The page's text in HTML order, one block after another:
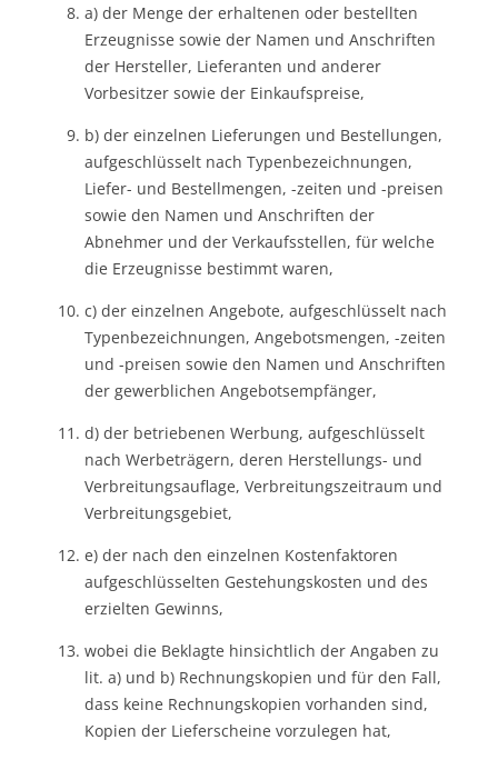
a) der Menge der erhaltenen oder bestellten
Erzeugnisse sowie der Namen und Anschriften
der Hersteller, Lieferanten und anderer
Vorbesitzer sowie der Einkaufspreise,
b) der einzelnen Lieferungen und Bestellungen,
aufgeschlüsselt nach Typenbezeichnungen,
Liefer- und Bestellmengen, -zeiten und -preisen
sowie den Namen und Anschriften der
Abnehmer und der Verkaufsstellen, für welche
die Erzeugnisse bestimmt waren,
c) der einzelnen Angebote, aufgeschlüsselt nach
Typenbezeichnungen, Angebotsmengen, -zeiten
und -preisen sowie den Namen und Anschriften
der gewerblichen Angebotsempfänger,
d) der betriebenen Werbung, aufgeschlüsselt
nach Werbeträgern, deren Herstellungs- und
Verbreitungsauflage, Verbreitungszeitraum und
Verbreitungsgebiet,
e) der nach den einzelnen Kostenfaktoren
aufgeschlüsselten Gestehungskosten und des
erzielten Gewinns,
wobei die Beklagte hinsichtlich der Angaben zu
lit. a) und b) Rechnungskopien und für den Fall,
dass keine Rechnungskopien vorhanden sind,
Kopien der Lieferscheine vorzulegen hat,